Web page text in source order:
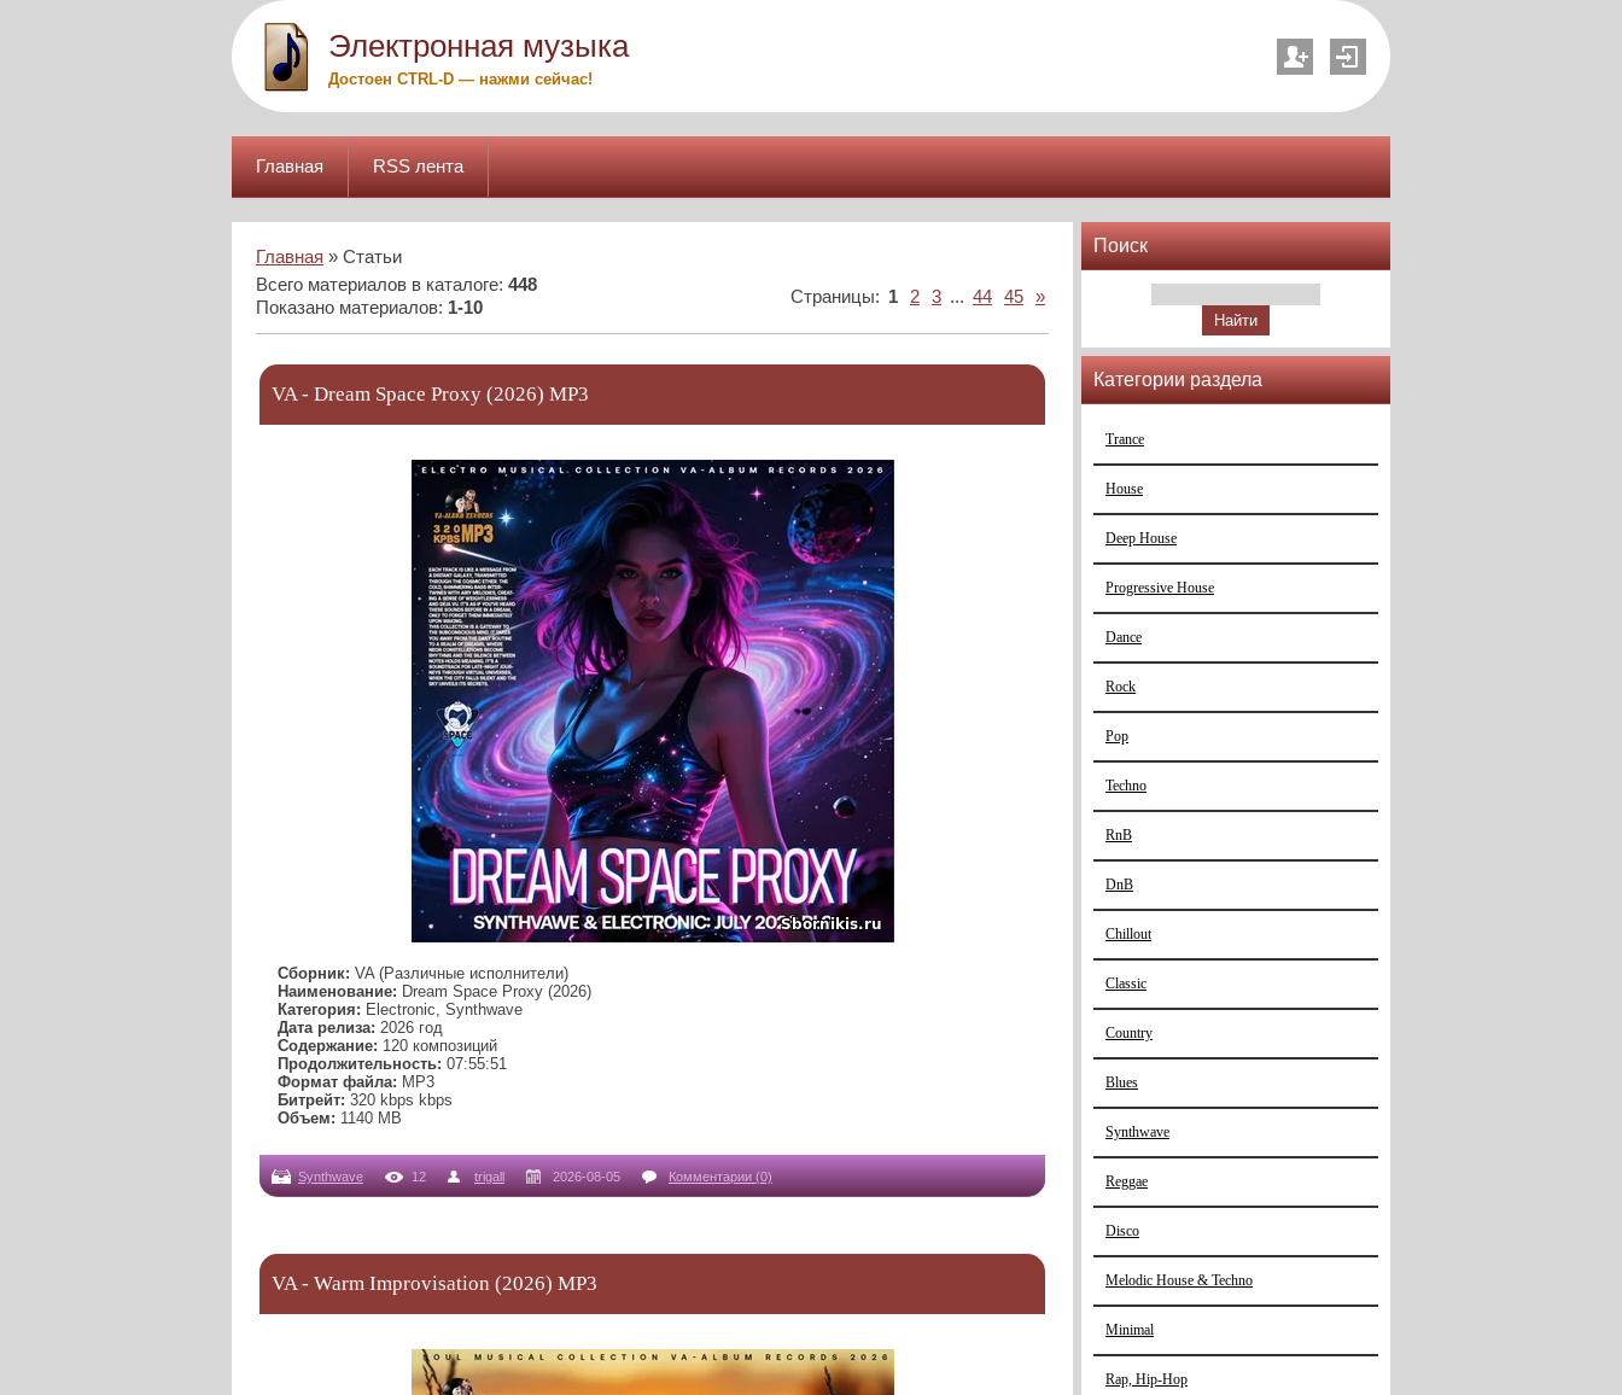
Электронная музыка
Достоен CTRL-D — нажми сейчас!
Главная RSS лента
Главная » Статьи
Всего материалов в каталоге: 448
Показано материалов: 1-10
Страницы: 1 2 3 ... 44 45 »
VA - Dream Space Proxy (2026) MP3
Сборник: VA (Различные исполнители)
Наименование: Dream Space Proxy (2026)
Категория: Electronic, Synthwave
Дата релиза: 2026 год
Содержание: 120 композиций
Продолжительность: 07:55:51
Формат файла: MP3
Битрейт: 320 kbps kbps
Объем: 1140 МB
Synthwave 12 trigall 2026-08-05 Комментарии (0)
VA - Warm Improvisation (2026) MP3
Поиск
Категории раздела
Trance
House
Deep House
Progressive House
Dance
Rock
Pop
Techno
RnB
DnB
Chillout
Classic
Country
Blues
Synthwave
Reggae
Disco
Melodic House & Techno
Minimal
Rap, Hip-Hop